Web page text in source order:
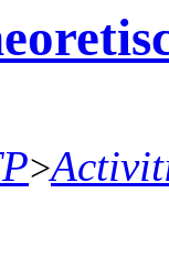
>